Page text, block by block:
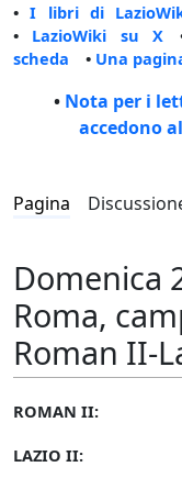
•I libri di
• LazioWiki su X
scheda • Una
• Nota per i
accedono
Pagina
Domenica
Roma,
Roman II-
ROMAN II:
LAZIO II: